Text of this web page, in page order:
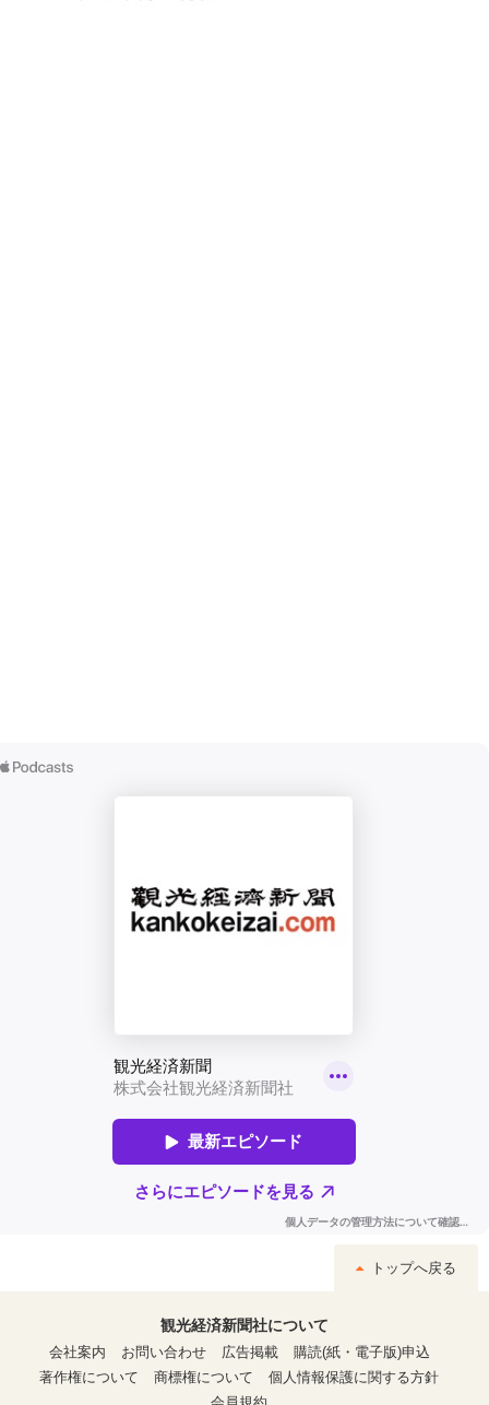
トップへ戻る
観光経済新聞社について
会社案内
お問い合わせ 広告掲載
購読(紙・電子版)申込
著作権について
商標権について
個人情報保護に関する方針